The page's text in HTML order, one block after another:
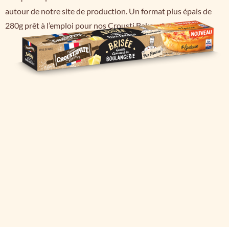
autour de notre site de production. Un format plus épais de
280g prêt à l’emploi pour nos Crousti Bakers !